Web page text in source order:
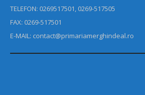
TELEFON: 0269517501, 0269-517505
FAX: 0269-517501
E-MAIL: contact@primariamerghindeal.ro